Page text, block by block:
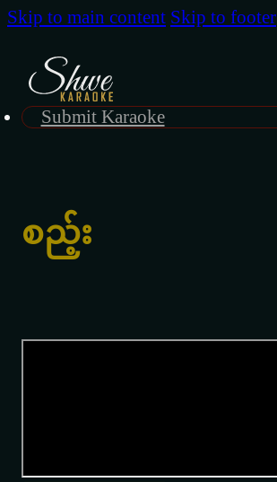
Skip to main content Skip to footer
Submit Karaoke
စည့်း